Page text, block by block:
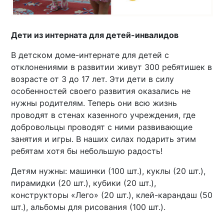
Дети из интерната для детей-инвалидов
В детском доме-интернате для детей с
отклонениями в развитии живут 300 ребятишек в
возрасте от 3 до 17 лет. Эти дети в силу
особенностей своего развития оказались не
нужны родителям. Теперь они всю жизнь
проводят в стенах казенного учреждения, где
добровольцы проводят с ними развивающие
занятия и игры. В наших силах подарить этим
ребятам хотя бы небольшую радость!
Детям нужны: машинки (100 шт.), куклы (20 шт.),
пирамидки (20 шт.), кубики (20 шт.),
конструкторы «Лего» (20 шт.), клей-карандаш (50
шт.), альбомы для рисования (100 шт.).